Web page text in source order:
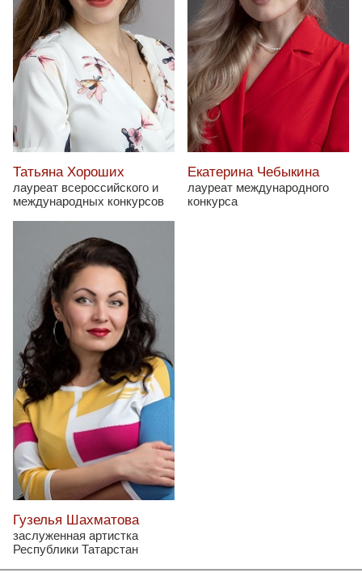
Татьяна Хороших
лауреат всероссийского и
международных конкурсов
Екатерина Чебыкина
лауреат международного
конкурса
Гузелья Шахматова
заслуженная артистка
Республики Татарстан